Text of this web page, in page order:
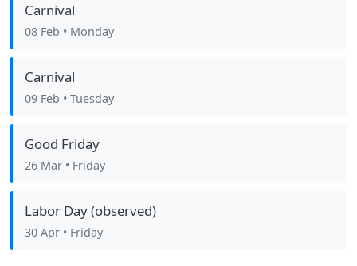
Carnival
08 Feb • Monday
Carnival
09 Feb • Tuesday
Good Friday
26 Mar • Friday
Labor Day (observed)
30 Apr • Friday